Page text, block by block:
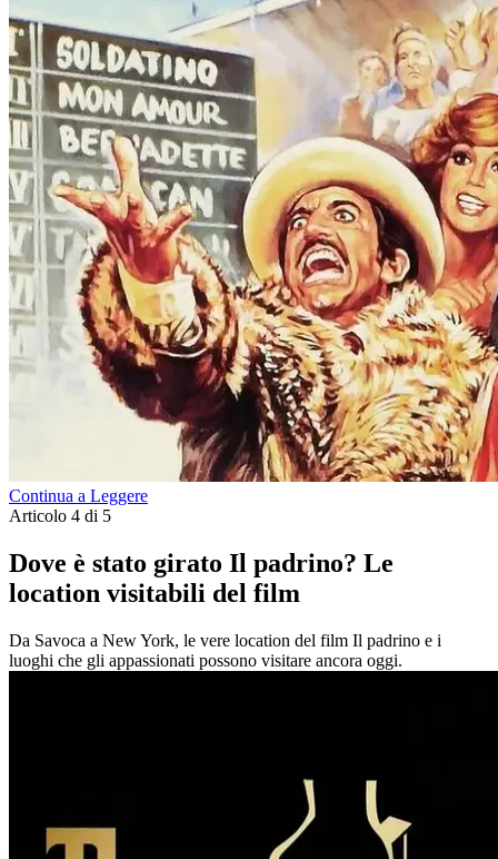
Continua a Leggere
Articolo 4 di 5
Dove è stato girato Il padrino? Le
location visitabili del film
Da Savoca a New York, le vere location del film Il padrino e i
luoghi che gli appassionati possono visitare ancora oggi.